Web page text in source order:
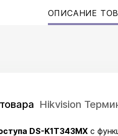
ОПИСАНИЕ
Hikvision
DS-K1T343MX с